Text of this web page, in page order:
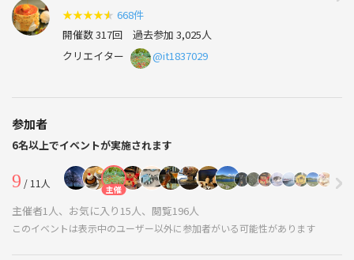
★★★★★ 668件
開催数 317回 過去参加 3,025人
クリエイター
@it1837029
参加者
6名以上でイベントが実施されます
9 / 11人 主催
主催者1人、お気に入り15人、閲覧196人
このイベントは表示中のユーザー以外に参加者がいる可能性があります